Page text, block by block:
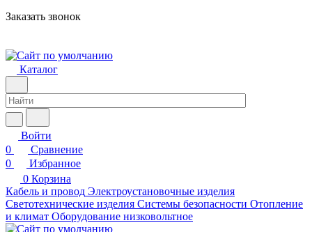
Заказать звонок
Каталог
Войти
0
Сравнение
0
Избранное
0 Корзина
Кабель и провод Электроустановочные изделия
Светотехнические изделия Системы безопасности Отопление
и климат Оборудование низковольтное